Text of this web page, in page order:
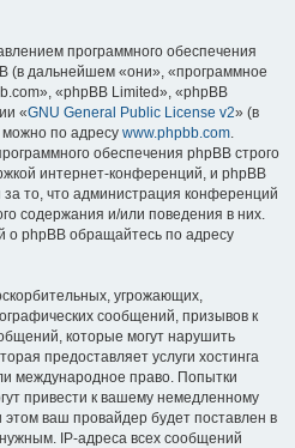
программного обеспечения
(в дальнейшем «они», «программное
«phpBB Limited», «phpBB
«GNU General Public License v2» (в
по адресу www.phpbb.com.
обеспечения phpBB строго
интернет-конференций, и phpBB
за то, что администрация конференций
содержания и/или поведения в них.
phpBB обращайтесь по адресу
угрожающих,
сообщений, призывов к
которые могут нарушить
предоставляет услуги хостинга
международное право. Попытки
привести к вашему немедленному
ваш провайдер будет поставлен в
IP-адреса всех сообщений